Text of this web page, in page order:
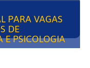
PARA VAGAS
DE
PSICOLOGIA